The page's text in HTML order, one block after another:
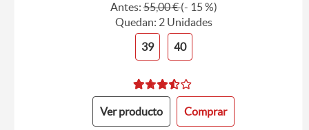
Antes:55,00 €(- 15 %)
Quedan: 2 Unidades
39
40
Ver producto Comprar